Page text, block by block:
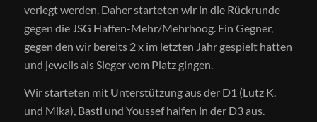
verlegt werden. Daher starteten wir in die Rückrunde
gegen die JSG Haffen-Mehr/Mehrhoog. Ein Gegner,
gegen den wir bereits 2 x im letzten Jahr gespielt hatten
und jeweils als Sieger vom Platz gingen.
Wir starteten mit Unterstützung aus der D1 (Lutz K.
und Mika), Basti und Youssef halfen in der D3 aus.